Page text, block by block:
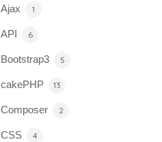
Ajax 1
API 6
Bootstrap3 5
cakePHP 13
Composer 2
CSS 4